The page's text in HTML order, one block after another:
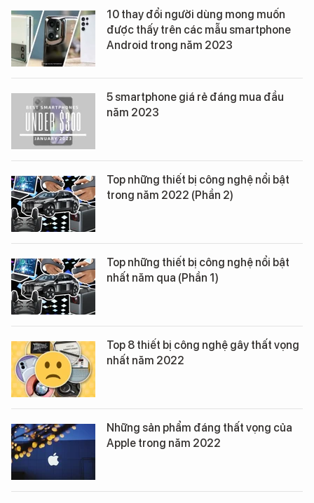
10 thay đổi người dùng mong muốn
được thấy trên các mẫu smartphone
Android trong năm 2023
5 smartphone giá rẻ đáng mua đầu
năm 2023
Top những thiết bị công nghệ nổi bật
trong năm 2022 (Phần 2)
Top những thiết bị công nghệ nổi bật
nhất năm qua (Phần 1)
Top 8 thiết bị công nghệ gây thất vọng
nhất năm 2022
Những sản phẩm đáng thất vọng của
Apple trong năm 2022